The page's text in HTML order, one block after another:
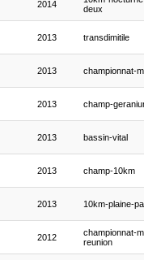
2014
deux
2013 transdimitile
2013 championnat-
2013 champ-
2013 bassin-vital
2013 champ-10km
2013 10km-plaine-
2012
championnat-
reunion